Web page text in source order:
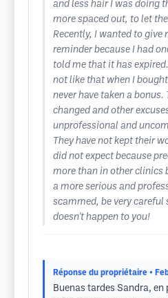
and less hair I was doing
more spaced out, to let
Recently, I wanted to give
reminder because I had
told me that it has
not like that when I
never have taken a bonus.
changed and other
unprofessional and
They have not kept their
did not expect because
more than in other clinics
a more serious and
scammed, be very
doesn't happen to you!
Réponse du propriétaire •
Buenas tardes Sandra,